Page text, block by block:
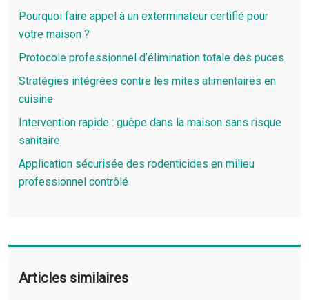
Pourquoi faire appel à un exterminateur certifié pour
votre maison ?
Protocole professionnel d’élimination totale des puces
Stratégies intégrées contre les mites alimentaires en
cuisine
Intervention rapide : guêpe dans la maison sans risque
sanitaire
Application sécurisée des rodenticides en milieu
professionnel contrôlé
Articles similaires